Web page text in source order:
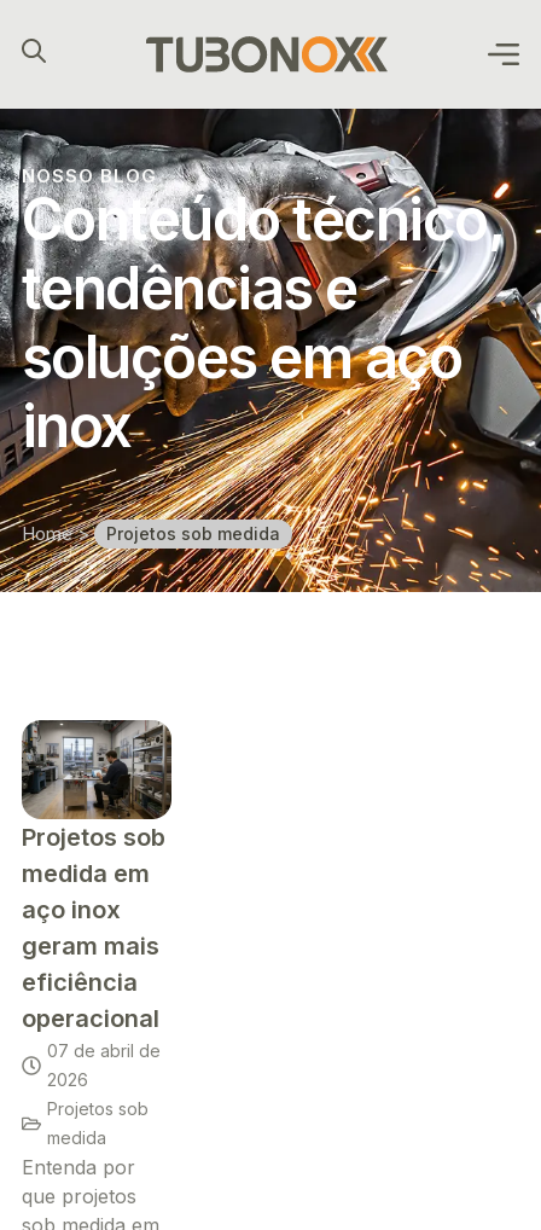
Buscar
NOSSO BLOG
Conteúdo técnico,
tendências e
soluções em aço
inox
Home> Projetos sob medida
Projetos sob
medida em
aço inox
geram mais
eficiência
operacional
07 de abril de
2026
Projetos sob
medida
Entenda por
que projetos